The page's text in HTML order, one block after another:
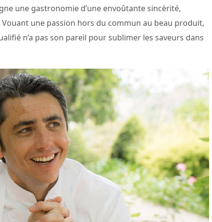
une gastronomie d’une envoûtante sincèrité,
Vouant une passion hors du commun au beau produit,
n’a pas son pareil pour sublimer les saveurs dans